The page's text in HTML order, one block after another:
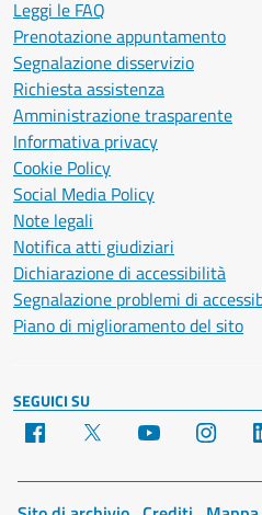
Leggi le FAQ
Prenotazione appuntamento
Segnalazione disservizio
Richiesta assistenza
Amministrazione trasparente
Informativa privacy
Cookie Policy
Social Media Policy
Note legali
Notifica atti giudiziari
Dichiarazione di accessibilità
Segnalazione problemi di
Piano di miglioramento del sito
SEGUICI SU
Facebook YouTube